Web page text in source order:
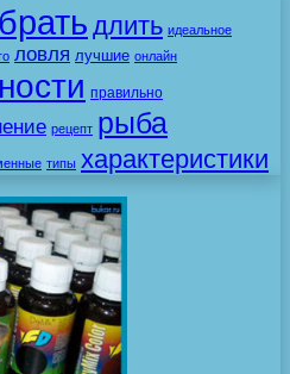
длить идеальное
ловля лучшие онлайн
правильно
рецепт рыба
типы характеристики